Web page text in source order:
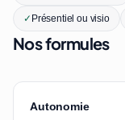
✓Présentiel ou visio
Nos formules
Autonomie